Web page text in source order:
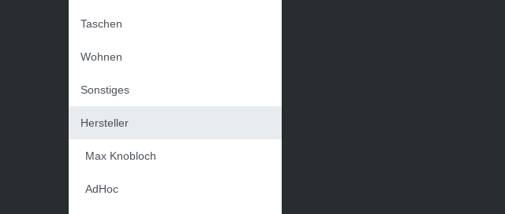
Taschen
Wohnen
Sonstiges
Hersteller
Max Knobloch
AdHoc